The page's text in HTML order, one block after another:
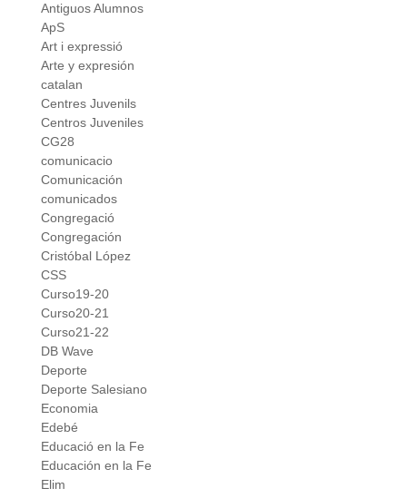
Antiguos Alumnos
ApS
Art i expressió
Arte y expresión
catalan
Centres Juvenils
Centros Juveniles
CG28
comunicacio
Comunicación
comunicados
Congregació
Congregación
Cristóbal López
CSS
Curso19-20
Curso20-21
Curso21-22
DB Wave
Deporte
Deporte Salesiano
Economia
Edebé
Educació en la Fe
Educación en la Fe
Elim